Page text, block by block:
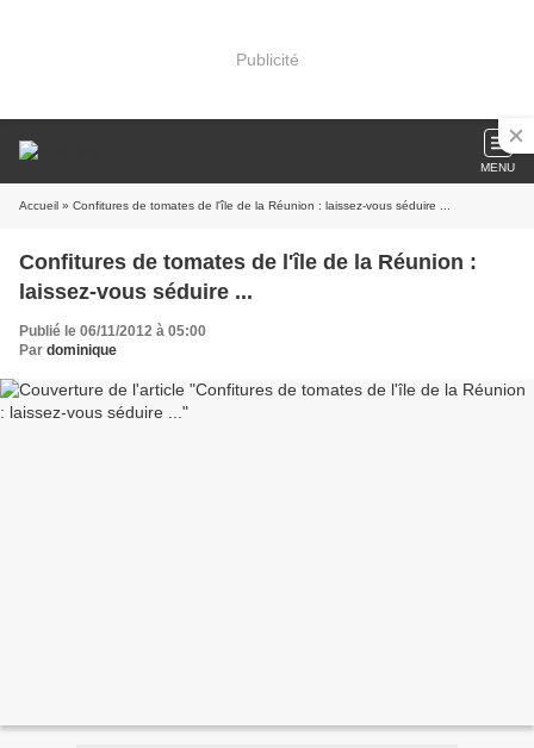
Publicité
MENU
Accueil » Confitures de tomates de l'île de la Réunion : laissez-vous séduire ...
Confitures de tomates de l'île de la Réunion :
laissez-vous séduire ...
Publié le 06/11/2012 à 05:00
Par dominique